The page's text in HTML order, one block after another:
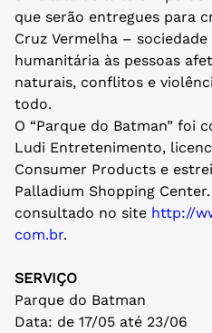
que serão entregues para
Cruz Vermelha –
humanitária às pessoas
naturais, conflitos e
todo.
O “Parque do Batman” foi
Ludi Entretenimento,
Consumer Products e
Palladium Shopping
consultado no site http://
com.br.
SERVIÇO
Parque do Batman
Data: de 17/05 até 23/06